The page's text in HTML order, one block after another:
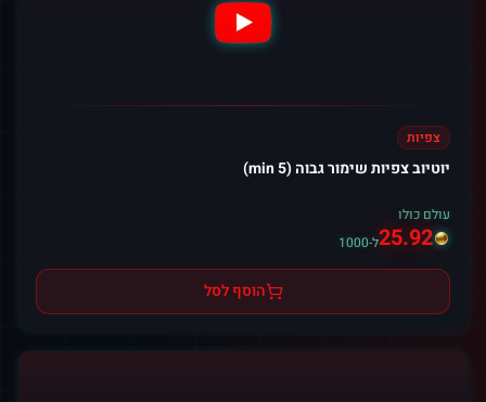
צפיות
יוטיוב צפיות שימור גבוה (5 min)
עולם כולו
25.92ל-1000
הוסף לסל